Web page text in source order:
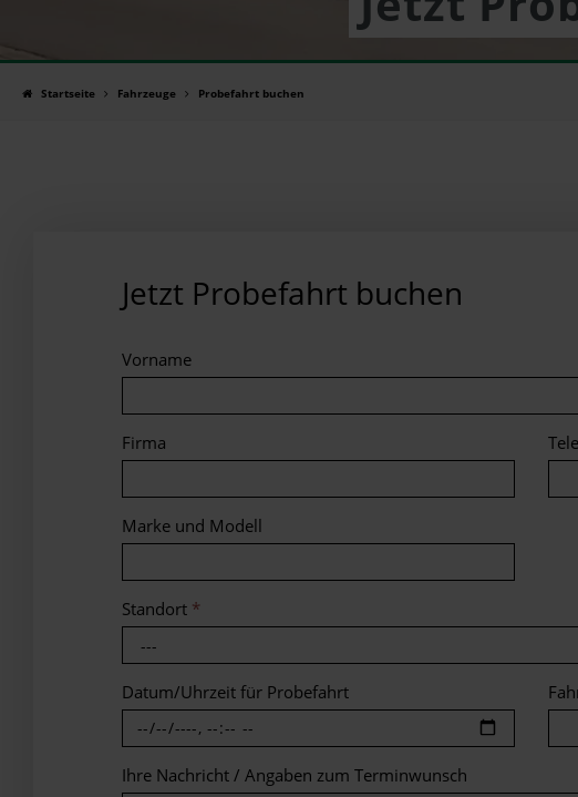
Startseite Fahrzeuge Probefahrt buchen
Jetzt Probefahrt buchen
Vorname
Firma
Marke und Modell
Standort *
Datum/Uhrzeit für Probefahrt
Ihre Nachricht / Angaben zum Terminwunsch